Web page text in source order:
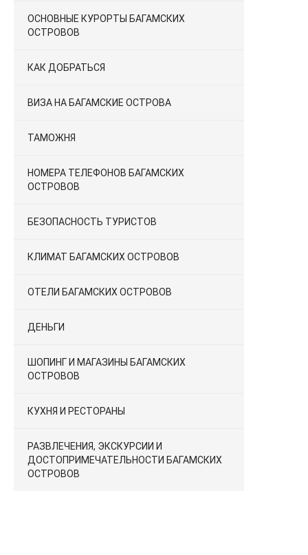
ОСНОВНЫЕ КУРОРТЫ БАГАМСКИХ
ОСТРОВОВ
КАК ДОБРАТЬСЯ
ВИЗА НА БАГАМСКИЕ ОСТРОВА
ТАМОЖНЯ
НОМЕРА ТЕЛЕФОНОВ БАГАМСКИХ
ОСТРОВОВ
БЕЗОПАСНОСТЬ ТУРИСТОВ
КЛИМАТ БАГАМСКИХ ОСТРОВОВ
ОТЕЛИ БАГАМСКИХ ОСТРОВОВ
ДЕНЬГИ
ШОПИНГ И МАГАЗИНЫ БАГАМСКИХ
ОСТРОВОВ
КУХНЯ И РЕСТОРАНЫ
РАЗВЛЕЧЕНИЯ, ЭКСКУРСИИ И
ДОСТОПРИМЕЧАТЕЛЬНОСТИ БАГАМСКИХ
ОСТРОВОВ